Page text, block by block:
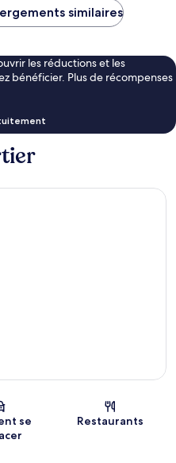
de
similaires
les réductions et les
bénéficier. Plus de récompenses
se
Restaurants